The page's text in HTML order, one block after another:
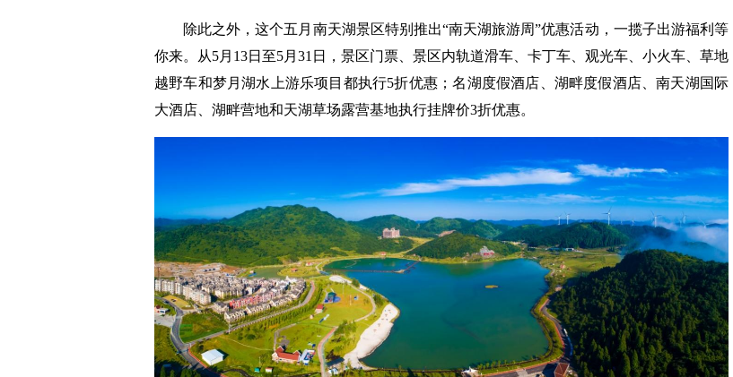
除此之外，这个五月南天湖景区特别推出“南天湖旅游周”优惠活动，一揽子出游福利等
你来。从5月13日至5月31日，景区门票、景区内轨道滑车、卡丁车、观光车、小火车、草地
越野车和梦月湖水上游乐项目都执行5折优惠；名湖度假酒店、湖畔度假酒店、南天湖国际
大酒店、湖畔营地和天湖草场露营基地执行挂牌价3折优惠。